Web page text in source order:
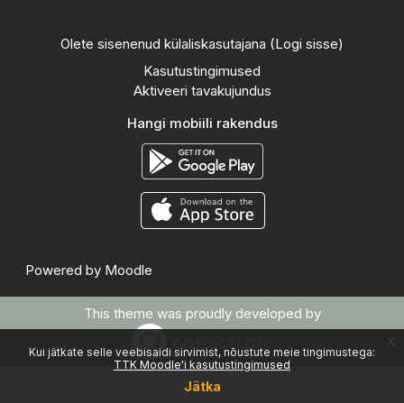
Kui jätkate selle veebisaidi sirvimist, nõustute meie tingimustega:
TTK Moodle'i kasutustingimused
Jätka
x
Olete sisenenud külaliskasutajana (Logi sisse)
Kasutustingimused
Aktiveeri tavakujundus
Hangi mobiili rakendus
Powered by Moodle
This theme was proudly developed by